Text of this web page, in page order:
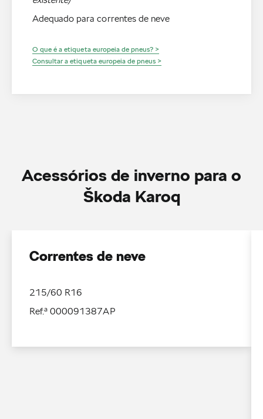
Adequado para correntes de neve
O que é a etiqueta europeia de pneus? >
Consultar a etiqueta europeia de pneus >
Acessórios de inverno para o
Škoda Karoq
Correntes de neve
215/60 R16
Ref.ª 000091387AP